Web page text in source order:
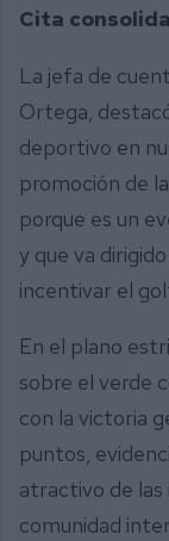
Cita
La jefa de
Ortega,
deportivo en
promoción de
porque es un
y que va
incentivar el
En el plano
sobre el verde
con la victoria
puntos,
atractivo de las
comunidad